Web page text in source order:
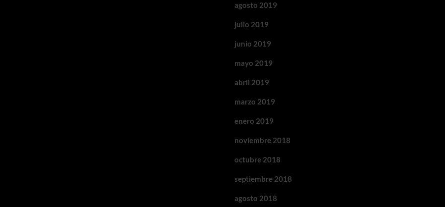
agosto 2019
julio 2019
junio 2019
mayo 2019
abril 2019
marzo 2019
enero 2019
noviembre 2018
octubre 2018
septiembre 2018
agosto 2018